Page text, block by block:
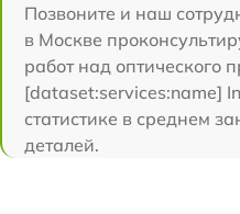
Позвоните и наш
в Москве
работ над оптического
[dataset:services:name]
статистике в среднем
деталей.